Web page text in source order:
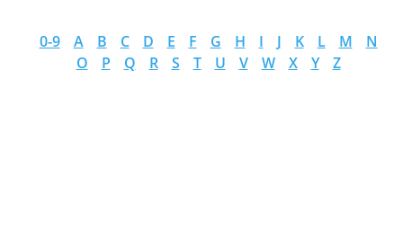
0-9 A B C D E F G H I J K L M
N
O
P Q R S T U V W X Y Z